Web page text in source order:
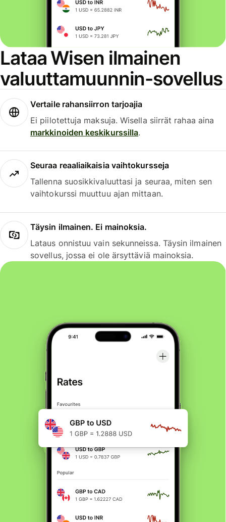
Lataa Wisen ilmainen
valuuttamuunnin-sovellus
Vertaile rahansiirron tarjoajia
Ei piilotettuja maksuja. Wisella siirrät rahaa aina
markkinoiden keskikurssilla.
Seuraa reaaliaikaisia vaihtokursseja
Tallenna suosikkivaluuttasi ja seuraa, miten sen
vaihtokurssi muuttuu ajan mittaan.
Täysin ilmainen. Ei mainoksia.
Lataus onnistuu vain sekunneissa. Täysin ilmainen
sovellus, jossa ei ole ärsyttäviä mainoksia.